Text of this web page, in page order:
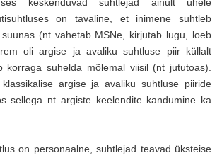
on tavaline, et inimene suhtleb
(nt vahetab MSNe, kirjutab lugu, loeb
oli argise ja avaliku suhtluse piir küllalt
korraga suhelda mõlemal viisil (nt jututoas).
argise ja avaliku suhtluse piiride
sellega nt argiste keelendite kandumine ka
on personaalne, suhtlejad teavad üksteise